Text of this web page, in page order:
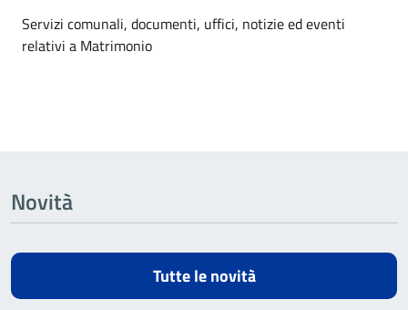
Servizi comunali, documenti, uffici, notizie ed eventi
relativi a Matrimonio
Novità
Tutte le novità